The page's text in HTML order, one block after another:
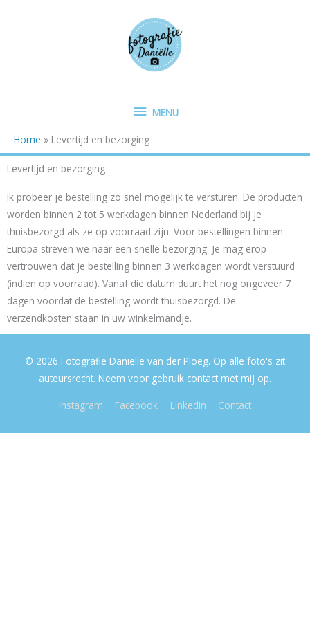
MENU
MENU
Home Levertijd en bezorging
Levertijd en bezorging
Ik probeer je bestelling zo snel mogelijk te versturen. De producten
worden binnen 2 tot 5 werkdagen binnen Nederland bij je
thuisbezorgd als ze op voorraad zijn. Voor bestellingen binnen
Europa streven we naar een snelle bezorging. Je mag erop
vertrouwen dat je bestelling binnen 3 werkdagen wordt verstuurd
(indien op voorraad). Vanaf die datum duurt het nog ongeveer 7
dagen voordat de bestelling wordt thuisbezorgd. De
verzendkosten staan in uw winkelmandje.
© 2026 Fotografie Daniëlle van der Ploeg. Op alle foto's zit
auteursrecht. Neem voor gebruik contact met mij op.
Instagram Facebook LinkedIn Contact